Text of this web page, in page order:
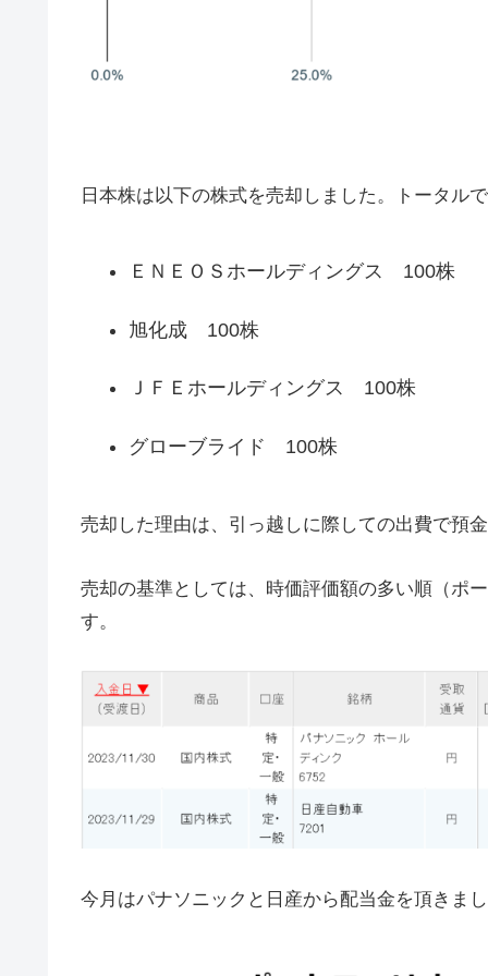
日本株は以下の株式を売却しました。トータル
ＥＮＥＯＳホールディングス 100株
旭化成 100株
ＪＦＥホールディングス 100株
グローブライド 100株
売却した理由は、引っ越しに際しての出費で預
売却の基準としては、時価評価額の多い順（ポ
す。
今月はパナソニックと日産から配当金を頂きま